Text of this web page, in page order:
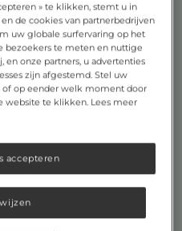
nachtrust is
en mentale
lekker slaapt, word
je je fitter en ben je
nachtrust toch wat
met
» te klikken, stemt u in
de cookies van partnerbedrijven
uw globale surfervaring op het
bezoekers te meten en nuttige
onze partners, u advertenties
zijn afgestemd. Stel uw
op eender welk moment door
website te klikken. Lees meer
accepteren